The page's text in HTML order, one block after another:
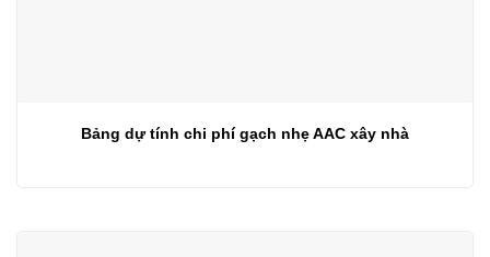
Bảng dự tính chi phí gạch nhẹ AAC xây nhà